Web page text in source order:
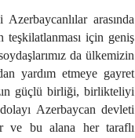
arasında
teşkilatlanması için geniş
da ülkemizin
yardım etmeye gayret
güçlü birliği, birlikteliyi
Azerbaycan devleti
ve bu alana her taraflı